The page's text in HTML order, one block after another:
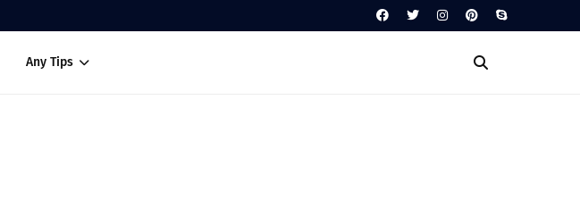
Any Tips